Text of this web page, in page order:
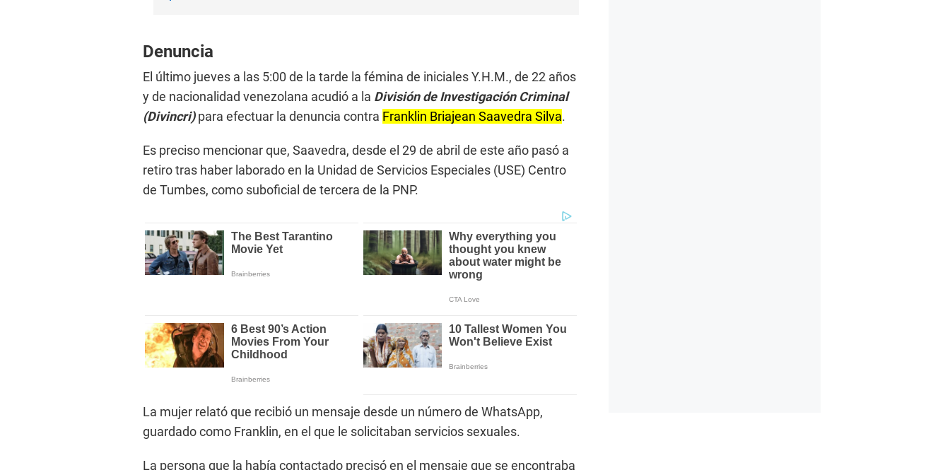
Denuncia
El último jueves a las 5:00 de la tarde la fémina de iniciales Y.H.M., de 22 años
y de nacionalidad venezolana acudió a la División de Investigación Criminal
(Divincri)para efectuar la denuncia contra Franklin Briajean Saavedra Silva.
Es preciso mencionar que, Saavedra, desde el 29 de abril de este año pasó a
retiro tras haber laborado en la Unidad de Servicios Especiales (USE) Centro
de Tumbes, como suboficial de tercera de la PNP.
La mujer relató que recibió un mensaje desde un número de WhatsApp,
guardado como Franklin, en el que le solicitaban servicios sexuales.
La persona que la había contactado precisó en el mensaje que se encontraba